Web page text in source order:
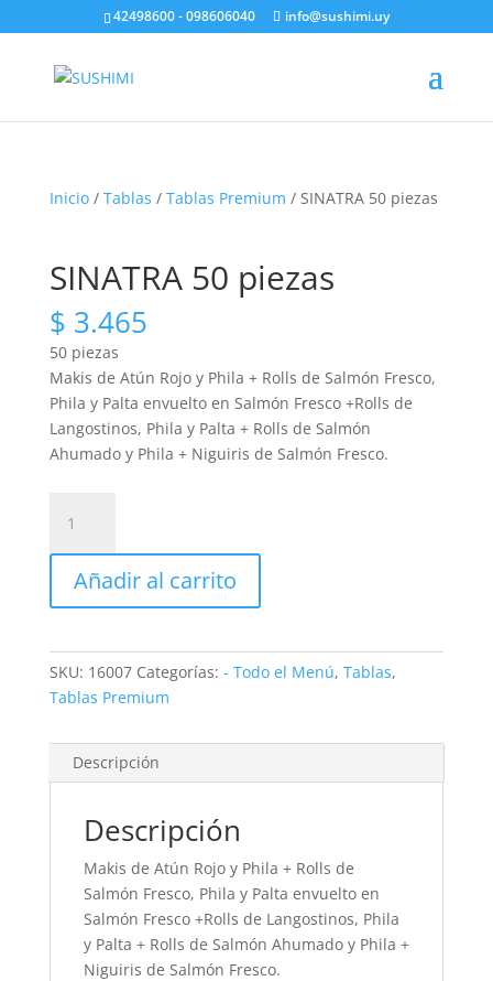
42498600 - 098606040 info@sushimi.uy
Inicio/ Tablas / Tablas Premium / SINATRA 50 piezas
SINATRA 50 piezas
$ 3.465
50 piezas
Makis de Atún Rojo y Phila + Rolls de Salmón Fresco,
Phila y Palta envuelto en Salmón Fresco +Rolls de
Langostinos, Phila y Palta + Rolls de Salmón
Ahumado y Phila + Niguiris de Salmón Fresco.
piezas
cantidad
Añadir al carrito
SKU: 16007 Categorías: - Todo el Menú, Tablas,
Tablas Premium
Descripción
Descripción
Makis de Atún Rojo y Phila + Rolls de
Salmón Fresco, Phila y Palta envuelto en
Salmón Fresco +Rolls de Langostinos, Phila
y Palta + Rolls de Salmón Ahumado y Phila +
Niguiris de Salmón Fresco.